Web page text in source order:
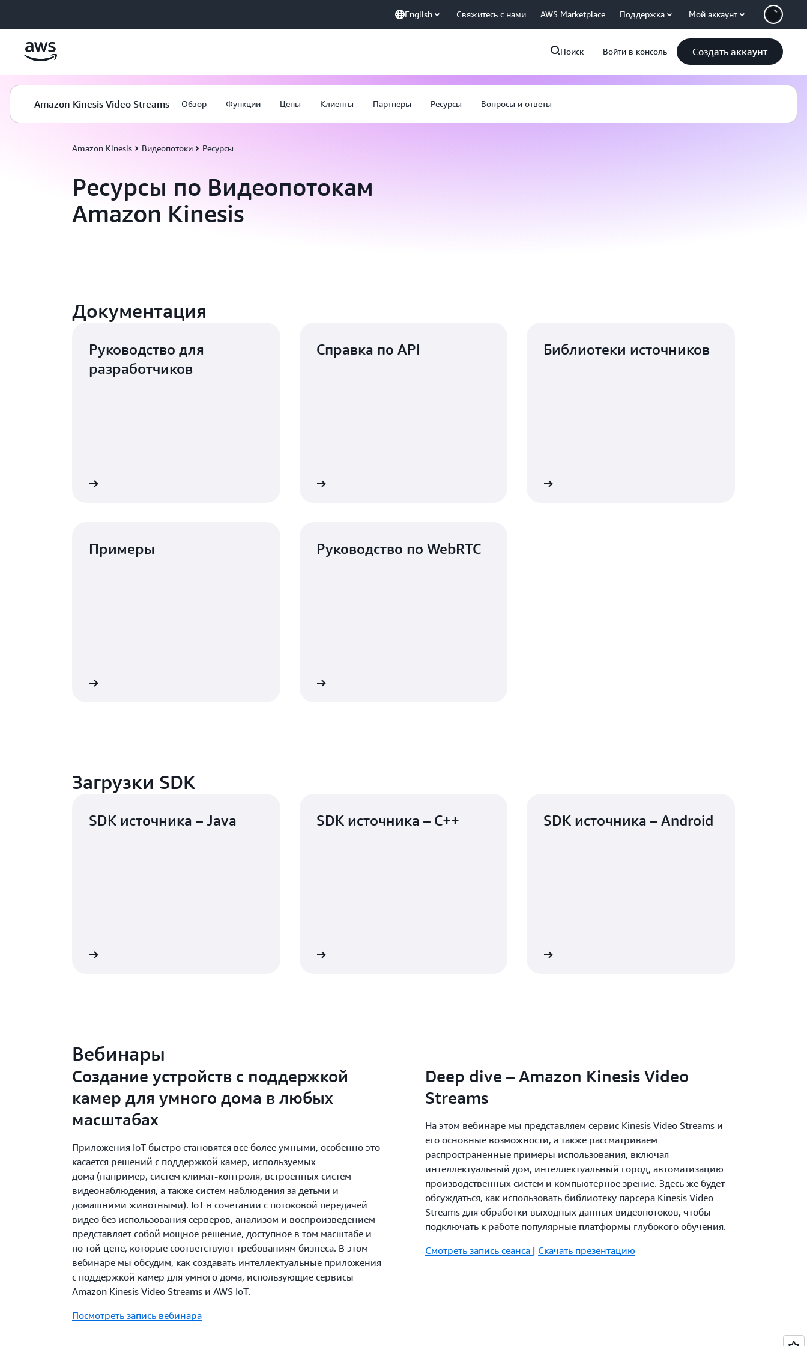
English Свяжитесь с нами AWS Marketplace Поддержка Мой аккаунт
Поиск Войти в консоль Создать аккаунт
Amazon Kinesis Video Streams Обзор Функции Цены Клиенты Партнеры Ресурсы Вопросы и ответы
Amazon Kinesis Видеопотоки Ресурсы
Ресурсы по Видеопотокам
Amazon Kinesis
Документация
Руководство для
разработчиков
Справка по API Библиотеки источников
Примеры Руководство по WebRTC
Загрузки SDK
SDK источника – Java SDK источника – C++ SDK источника – Android
Вебинары
Создание устройств с поддержкой
камер для умного дома в любых
масштабах
Приложения IoT быстро становятся все более умными, особенно это
касается решений с поддержкой камер, используемых
дома (например, систем климат-контроля, встроенных систем
видеонаблюдения, а также систем наблюдения за детьми и
домашними животными). IoT в сочетании с потоковой передачей
видео без использования серверов, анализом и воспроизведением
представляет собой мощное решение, доступное в том масштабе и
по той цене, которые соответствуют требованиям бизнеса. В этом
вебинаре мы обсудим, как создавать интеллектуальные приложения
с поддержкой камер для умного дома, использующие сервисы
Amazon Kinesis Video Streams и AWS IoT.
Посмотреть запись вебинара
Deep dive – Amazon Kinesis Video
Streams
На этом вебинаре мы представляем сервис Kinesis Video Streams и
его основные возможности, а также рассматриваем
распространенные примеры использования, включая
интеллектуальный дом, интеллектуальный город, автоматизацию
производственных систем и компьютерное зрение. Здесь же будет
обсуждаться, как использовать библиотеку парсера Kinesis Video
Streams для обработки выходных данных видеопотоков, чтобы
подключать к работе популярные платформы глубокого обучения.
Смотреть запись сеанса | Скачать презентацию